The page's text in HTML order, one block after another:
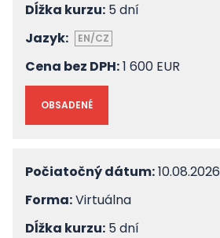
Dĺžka kurzu: 5 dní
Jazyk:
EN/CZ
Cena bez DPH:1 600 EUR
OBSADENÉ
Počiatočný dátum:10.08.2026
Forma:Virtuálna
Dĺžka kurzu: 5 dní